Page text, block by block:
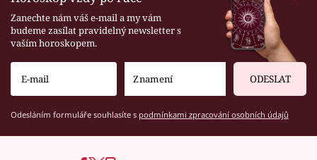
Zanechte nám váš e-mail a my vám
budeme zasílat pravidelný newsletter s
vaším horoskopem.
ODESLAT
Odesláním formuláře souhlasíte s podmínkami zpracování osobních údajů